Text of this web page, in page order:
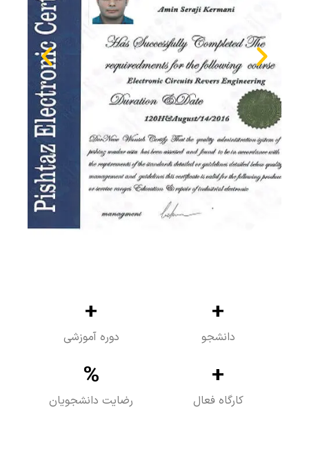
دانشجو
+
دوره آموزشی
+
کارگاه فعال
+
رضایت دانشجویان
%